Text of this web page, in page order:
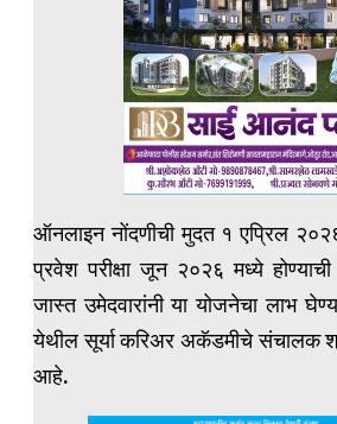
ऑनलाइन नोंदणीची मुदत १ एप्रिल
प्रवेश परीक्षा जून २०२६ मध्ये
जास्त उमेदवारांनी या योजनेचा लाभ
येथील सूर्या करिअर अकॅडमीचे संचालक
आहे.